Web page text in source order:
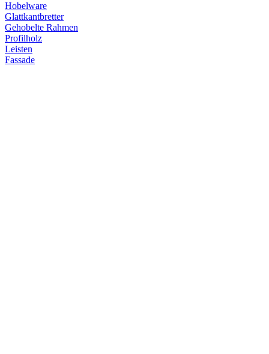
Hobelware
Glattkantbretter
Gehobelte Rahmen
Profilholz
Leisten
Fassade